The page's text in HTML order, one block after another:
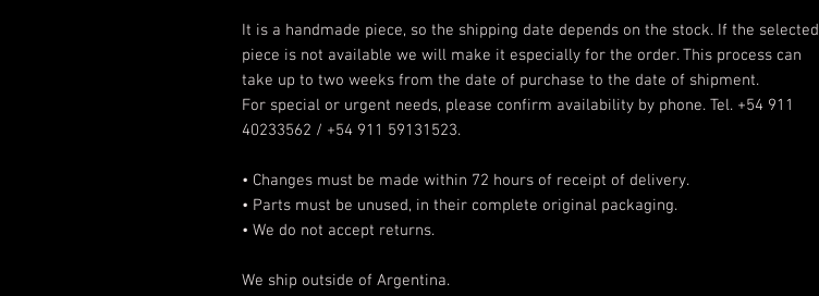
It is a handmade piece, so the shipping date depends on the stock. If the selected
piece is not available we will make it especially for the order. This process can
take up to two weeks from the date of purchase to the date of shipment.
For special or urgent needs, please confirm availability by phone. Tel. +54 911
40233562 / +54 911 59131523.
• Changes must be made within 72 hours of receipt of delivery.
• Parts must be unused, in their complete original packaging.
• We do not accept returns.
We ship outside of Argentina.